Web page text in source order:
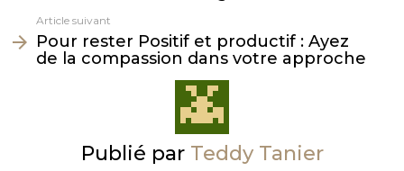
Article suivant
Pour rester Positif et productif : Ayez
de la compassion dans votre approche
Publié par Teddy Tanier